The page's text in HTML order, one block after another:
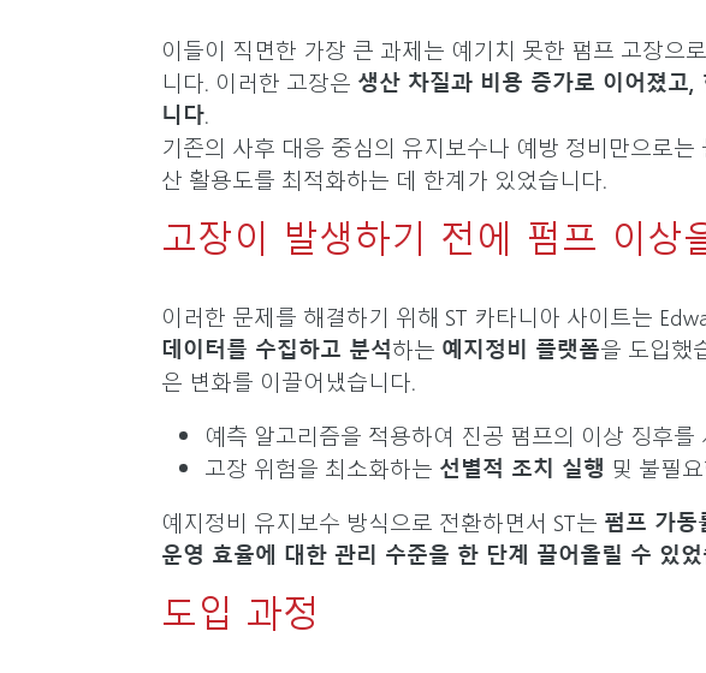
이들이 직면한 가장 큰 과제는 예기치 못한 펌프 고장으
니다. 이러한 고장은 생산 차질과 비용 증가로 이어졌고
니다
기존의 사후 대응 중심의 유지보수나 예방 정비만으로
산 활용도를 최적화하는 데 한계가 있었습니다.
고장이 발생하기 전에 펌프 이상
이러한 문제를 해결하기 위해 ST 카타니아 사이트는
데이터를 수집하고 분석하는 예지정비 플랫폼을 도입했
은 변화를 이끌어냈습니다.
예측 알고리즘을 적용하여 진공 펌프의 이상 징후를
고장 위험을 최소화하는 선별적 조치 실행 및 불필
예지정비 유지보수 방식으로 전환하면서 ST는 펌프 가동
운영 효율에 대한 관리 수준을 한 단계 끌어올릴 수 있
도입 과정